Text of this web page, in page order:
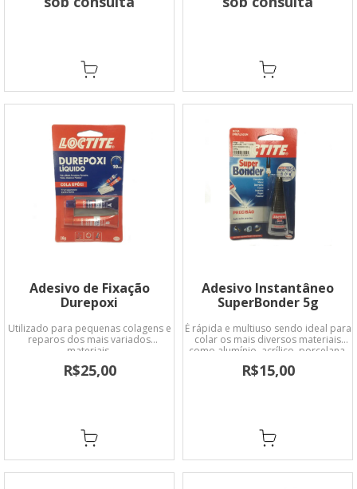
Adesivo de Fixação
Durepoxi
Utilizado para pequenas colagens e
reparos dos mais variados
materiais.
R$25,00
Adesivo Instantâneo
SuperBonder 5g
É rápida e multiuso sendo ideal para
colar os mais diversos materiais
como alumínio, acrílico, porcelana,
cerâmica, cortiça, plásticos, madeira,
couro, papel, cristais, borracha, PVC,
R$15,00